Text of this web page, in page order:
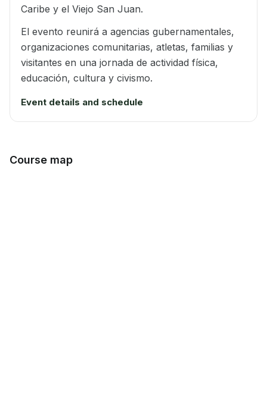
Caribe y el Viejo San Juan.
El evento reunirá a agencias gubernamentales,
organizaciones comunitarias, atletas, familias y
visitantes en una jornada de actividad física,
educación, cultura y civismo.
Event details and schedule
Course map